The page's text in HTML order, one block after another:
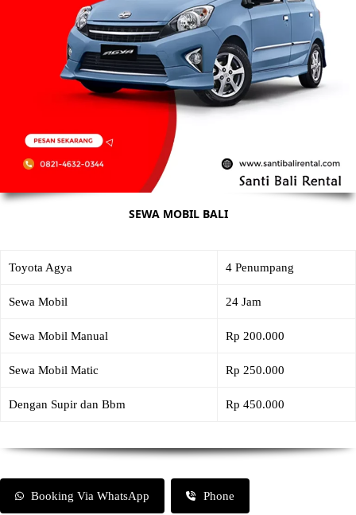
SEWA MOBIL BALI
Toyota Agya 4 Penumpang
Sewa Mobil 24 Jam
Sewa Mobil Manual Rp 200.000
Sewa Mobil Matic Rp 250.000
Dengan Supir dan Bbm Rp 450.000
Booking Via WhatsApp Phone